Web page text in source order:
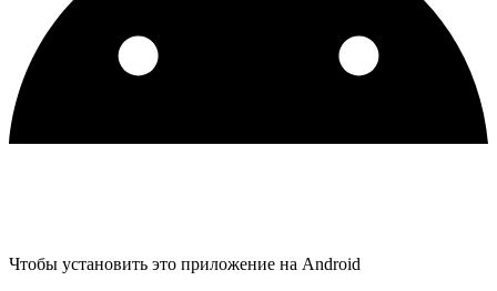
Чтобы установить это приложение на Android